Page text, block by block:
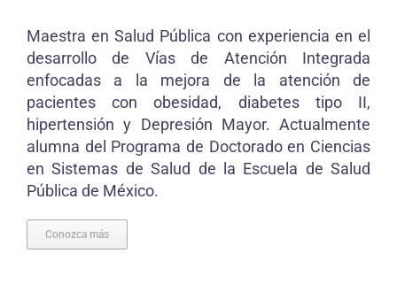
Maestra en Salud Pública con experiencia en el
desarrollo de Vías de Atención Integrada
enfocadas a la mejora de la atención de
pacientes con obesidad, diabetes tipo II,
hipertensión y Depresión Mayor. Actualmente
alumna del Programa de Doctorado en Ciencias
en Sistemas de Salud de la Escuela de Salud
Pública de México.
Conozca más